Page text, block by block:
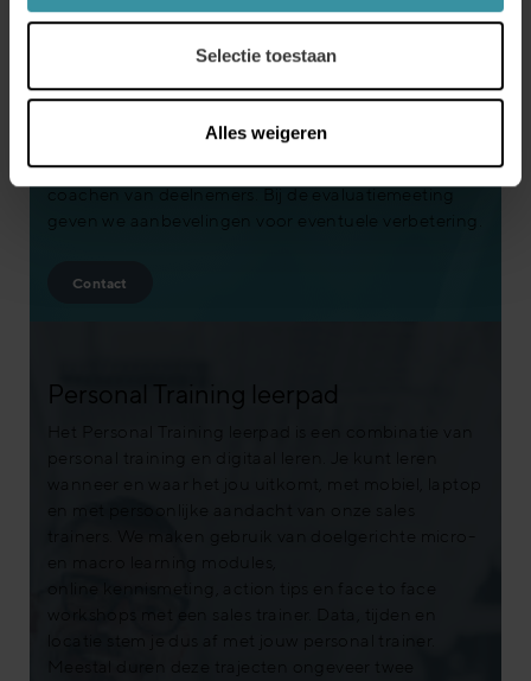
Selectie toestaan
Alles weigeren
Na het training programma willen we samen zorgen
gebracht. We betrekken hiervoor het management
al in de ontwikkelfase van het programma. Door
we meten en evalueren of we doelstellingen hebben
behaald. Tussentijds begeleiden we managers bij het
coachen van deelnemers. Bij de evaluatiemeeting
geven we aanbevelingen voor eventuele verbetering.
Contact
Personal Training leerpad
Het Personal Training leerpad is een combinatie van
personal training en digitaal leren. Je kunt leren
wanneer en waar het jou uitkomt, met mobiel, laptop
en met persoonlijke aandacht van onze sales
trainers. We maken gebruik van doelgerichte micro-
online kennismeting, action tips en face to face
workshops met een sales trainer. Data, tijden en
locatie stem je dus af met jouw personal trainer.
Meestal duren deze trajecten ongeveer twee